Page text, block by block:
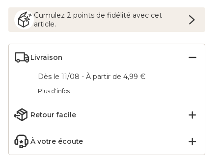
Cumulez 2 pointsde fidélité avec cet
article.
Livraison
Dès le 11/08 - À partir de 4,99 €
Plus d'infos
Retour facile
À votre écoute